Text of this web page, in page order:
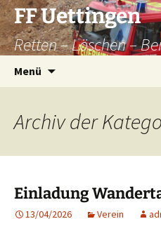
Zum
Inhalt
springen
FF Uettingen
Retten – Löschen –
Menü
Archiv der
Einladung
13/04/2026 Verein